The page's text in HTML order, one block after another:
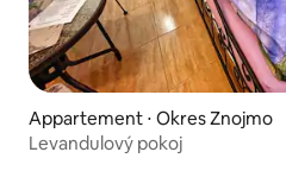
Appartement ⋅ Okres Znojmo
Levandulový pokoj